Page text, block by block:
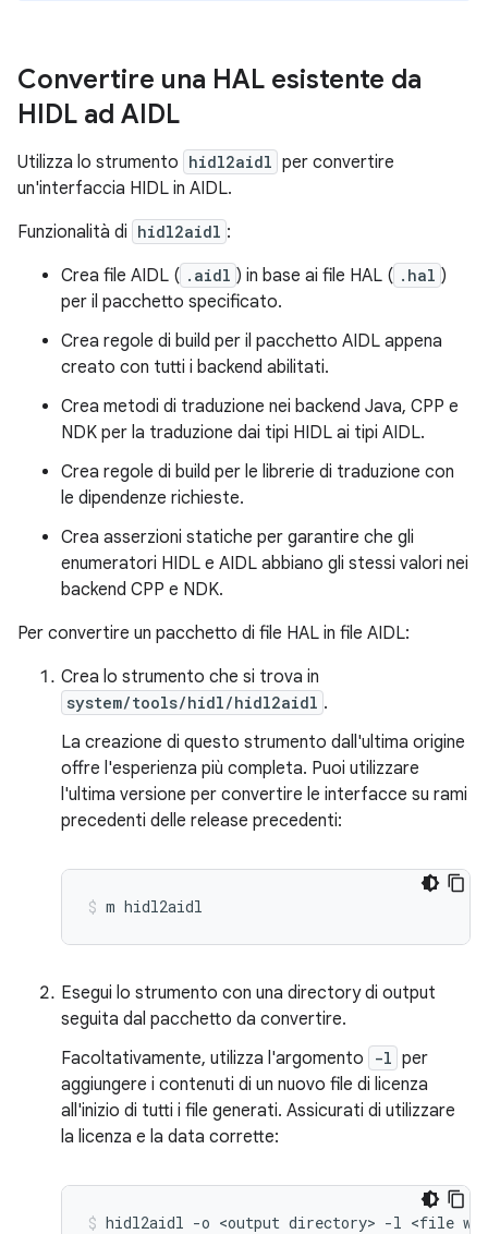
Convertire una HAL esistente da
HIDL ad AIDL
Utilizza lo strumento hidl2aidl per convertire
un'interfaccia HIDL in AIDL.
Funzionalità di hidl2aidl :
Crea file AIDL ( .aidl ) in base ai file HAL ( .hal )
per il pacchetto specificato.
Crea regole di build per il pacchetto AIDL appena
creato con tutti i backend abilitati.
Crea metodi di traduzione nei backend Java, CPP e
NDK per la traduzione dai tipi HIDL ai tipi AIDL.
Crea regole di build per le librerie di traduzione con
le dipendenze richieste.
Crea asserzioni statiche per garantire che gli
enumeratori HIDL e AIDL abbiano gli stessi valori nei
backend CPP e NDK.
Per convertire un pacchetto di file HAL in file AIDL:
Crea lo strumento che si trova in
system/tools/hidl/hidl2aidl .
La creazione di questo strumento dall'ultima origine
offre l'esperienza più completa. Puoi utilizzare
l'ultima versione per convertire le interfacce su rami
precedenti delle release precedenti:
m hidl2aidl
Esegui lo strumento con una directory di output
seguita dal pacchetto da convertire.
Facoltativamente, utilizza l'argomento
-l per
aggiungere i contenuti di un nuovo file di licenza
all'inizio di tutti i file generati. Assicurati di utilizzare
la licenza e la data corrette:
hidl2aidl -o <output directory> -l <file